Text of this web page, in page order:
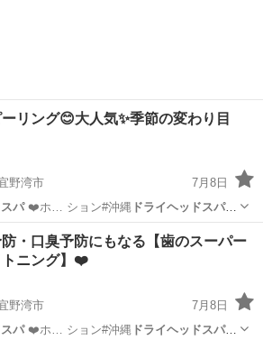
リング😊大人気✨季節の変わり目
野湾市
7月8日
パ ❤️ホ… ション#沖縄ドライヘッドスパ#
他 ピーリング
・口臭予防にもなる【歯のスーパー
トニング】❤️
野湾市
7月8日
パ ❤️ホ… ション#沖縄ドライヘッドスパ#